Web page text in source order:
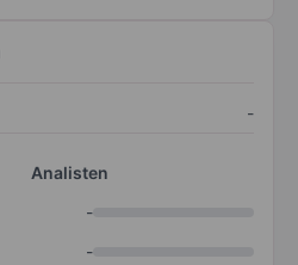
-
Analisten
-
-